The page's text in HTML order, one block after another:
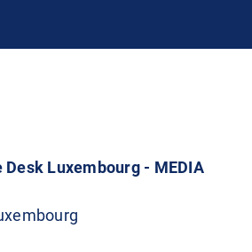
Luxembourg - MEDIA